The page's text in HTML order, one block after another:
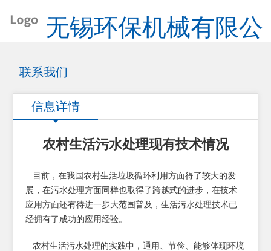
无锡环保机械有限公
司
联系我们
信息详情
农村生活污水处理现有技术情况
目前，在我国农村生活垃圾循环利用方面得了较大的发
展，在污水处理方面同样也取得了跨越式的进步，在技术
应用方面还有待进一步大范围普及，生活污水处理技术已
经拥有了成功的应用经验。
农村生活污水处理的实践中，通用、节俭、能够体现环境